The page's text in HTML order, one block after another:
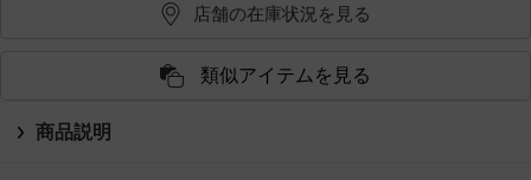
店舗の在庫状況を見る
類似アイテムを見る
商品説明